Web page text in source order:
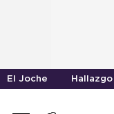
El Joche